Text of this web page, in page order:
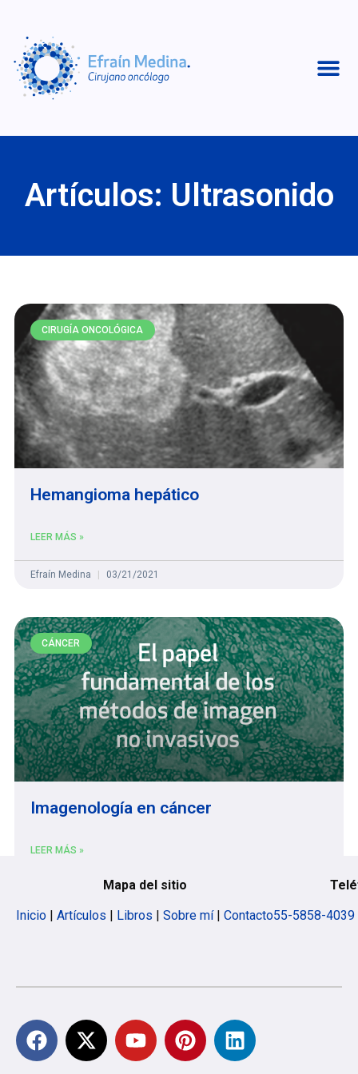
Artículos: Ultrasonido
CIRUGÍA ONCOLÓGICA
Hemangioma hepático
LEER MÁS »
Efraín Medina 03/21/2021
CÁNCER
Imagenología en cáncer
LEER MÁS »
11/29/2018
Mapa del sitio
Inicio | Artículos | Libros | Sobre mí| Contacto55-5858-4039